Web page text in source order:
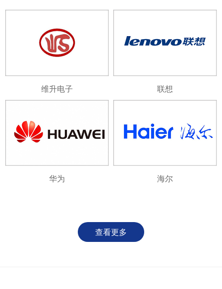
维升电子 联想
华为 海尔
查看更多